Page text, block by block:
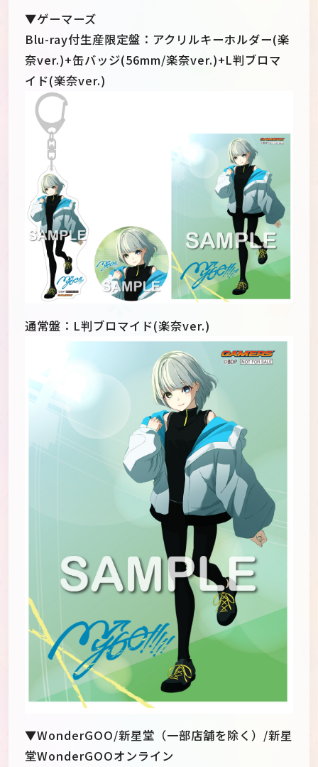
▼ゲーマーズ
Blu-ray付生産限定盤：アクリルキーホルダー(楽
奈ver.)+缶バッジ(56mm/楽奈ver.)+L判ブロマ
イド(楽奈ver.)
通常盤：L判ブロマイド(楽奈ver.)
▼WonderGOO/新星堂（一部店舗を除く）/新星
堂WonderGOOオンライン